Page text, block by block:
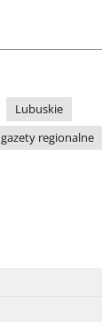
Lubuskie
gazety regionalne